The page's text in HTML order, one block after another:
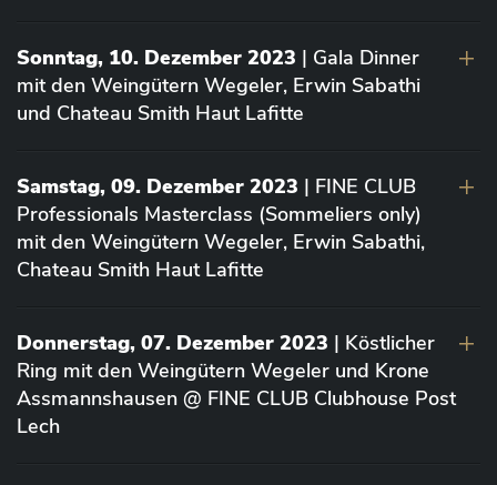
Sonntag, 10. Dezember 2023 | Gala Dinner
mit den Weingütern Wegeler, Erwin Sabathi
und Chateau Smith Haut Lafitte
Samstag, 09. Dezember 2023 | FINE CLUB
Professionals Masterclass (Sommeliers only)
mit den Weingütern Wegeler, Erwin Sabathi,
Chateau Smith Haut Lafitte
Donnerstag, 07. Dezember 2023 | Köstlicher
Ring mit den Weingütern Wegeler und Krone
Assmannshausen @ FINE CLUB Clubhouse Post
Lech